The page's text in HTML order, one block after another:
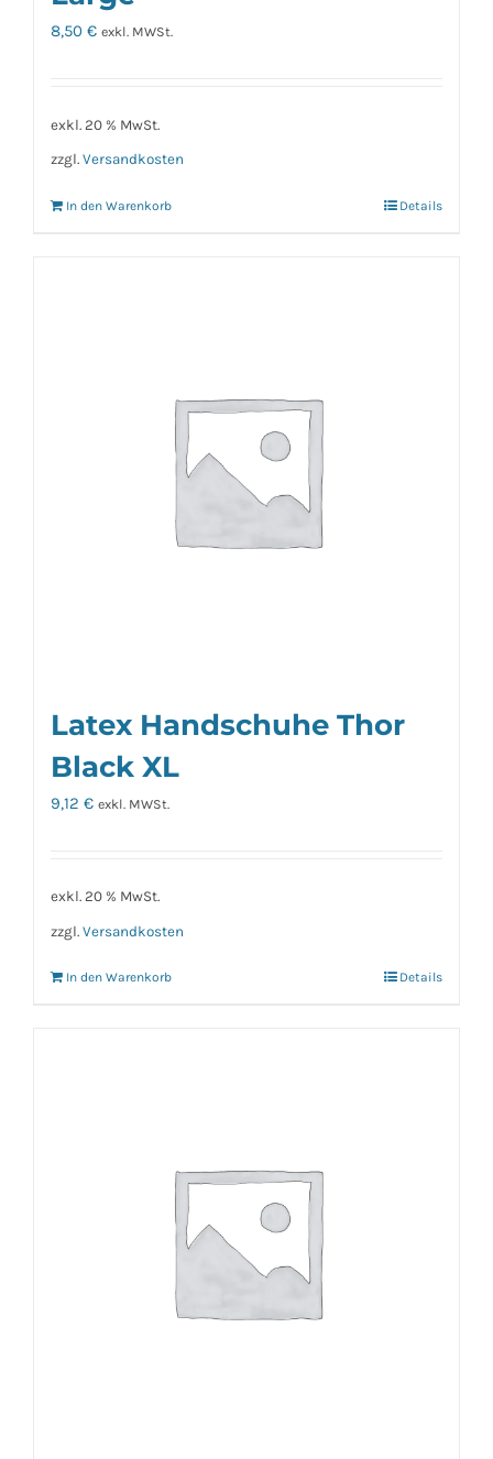
8,50 € exkl. MWSt.
exkl. 20 % MwSt.
zzgl. Versandkosten
In den Warenkorb Details
Latex Handschuhe Thor
Black XL
9,12 € exkl. MWSt.
exkl. 20 % MwSt.
zzgl. Versandkosten
In den Warenkorb Details